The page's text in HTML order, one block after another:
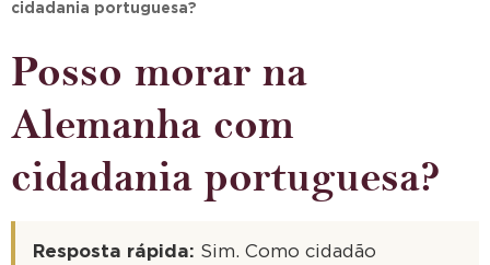
cidadania portuguesa?
Posso morar na
Alemanha com
cidadania portuguesa?
Resposta rápida: Sim. Como cidadão